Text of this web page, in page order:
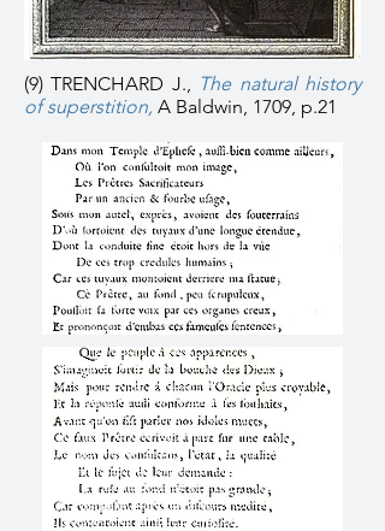
(9) TRENCHARD J., The natural history
of superstition, A Baldwin, 1709, p.21